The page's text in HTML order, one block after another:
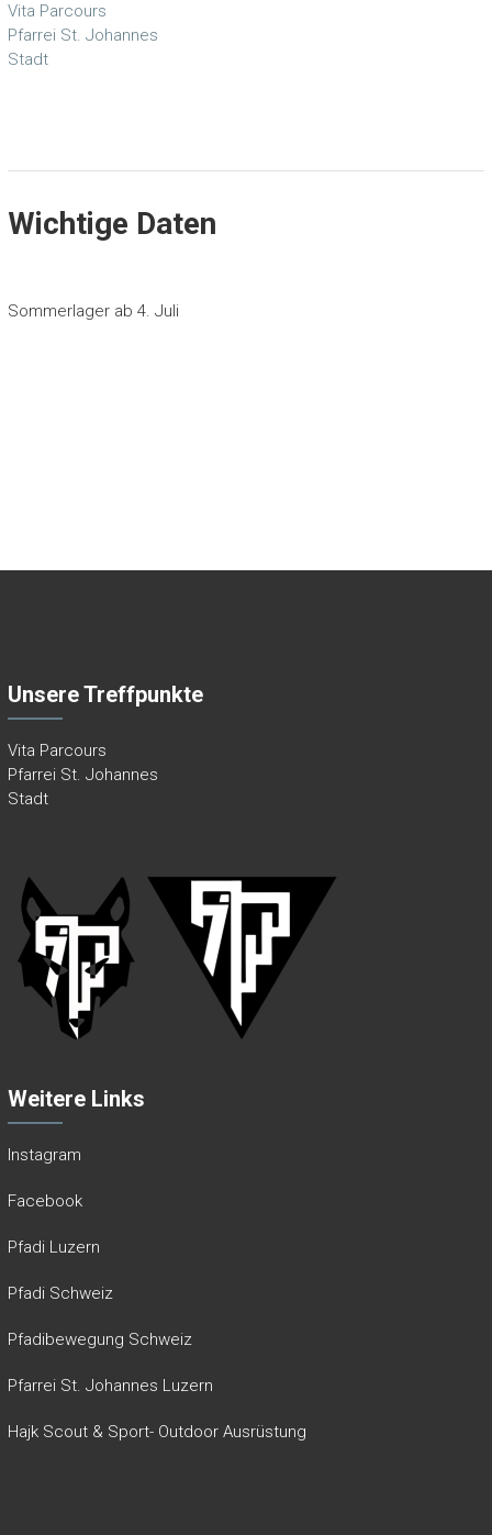
Vita Parcours
Pfarrei St. Johannes
Stadt
Wichtige Daten
Sommerlager ab 4. Juli
Unsere Treffpunkte
Vita Parcours
Pfarrei St. Johannes
Stadt
Weitere Links
Instagram
Facebook
Pfadi Luzern
Pfadi Schweiz
Pfadibewegung Schweiz
Pfarrei St. Johannes Luzern
Hajk Scout & Sport- Outdoor Ausrüstung